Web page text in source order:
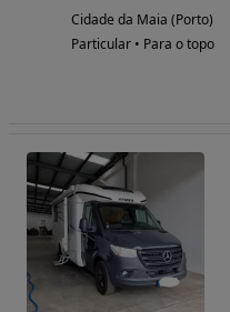
Cidade da Maia (Porto)
Particular • Para o topo